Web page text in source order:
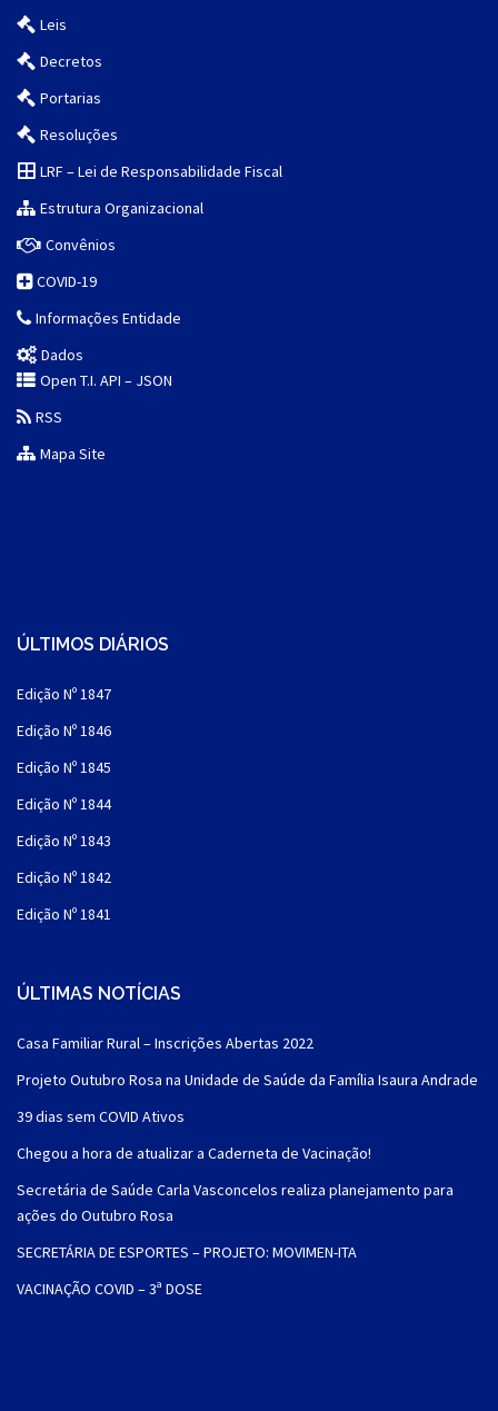
Leis
Decretos
Portarias
Resoluções
LRF – Lei de Responsabilidade Fiscal
Estrutura Organizacional
Convênios
COVID-19
Informações Entidade
Dados
Open T.I. API – JSON
RSS
Mapa Site
ÚLTIMOS DIÁRIOS
Edição Nº 1847
Edição Nº 1846
Edição Nº 1845
Edição Nº 1844
Edição Nº 1843
Edição Nº 1842
Edição Nº 1841
ÚLTIMAS NOTÍCIAS
Casa Familiar Rural – Inscrições Abertas 2022
Projeto Outubro Rosa na Unidade de Saúde da Família Isaura Andrade
39 dias sem COVID Ativos
Chegou a hora de atualizar a Caderneta de Vacinação!
Secretária de Saúde Carla Vasconcelos realiza planejamento para
ações do Outubro Rosa
SECRETÁRIA DE ESPORTES – PROJETO: MOVIMEN-ITA
VACINAÇÃO COVID – 3ª DOSE